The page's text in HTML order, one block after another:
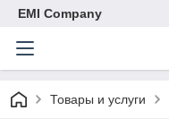
EMI Company
Товары и услуги